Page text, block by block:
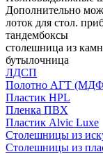
Дополнительно
лоток для стол.
тандембоксы
столешница из
бутылочница
ЛДСП
Полотно АГТ
Пластик HPL
Пленка ПВХ
Пластик Alvic Luxe
Столешницы из
Столешницы из